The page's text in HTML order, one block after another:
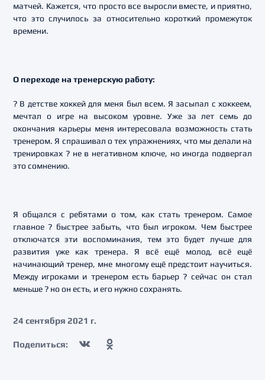
матчей. Кажется, что просто все выросли вместе, и приятно,
что это случилось за относительно короткий промежуток
времени.
О переходе на тренерскую работу:
? В детстве хоккей для меня был всем. Я засыпал с хоккеем,
мечтал о игре на высоком уровне. Уже за лет семь до
окончания карьеры меня интересовала возможность стать
тренером. Я спрашивал о тех упражнениях, что мы делали на
тренировках ? не в негативном ключе, но иногда подвергал
это сомнению.
Я общался с ребятами о том, как стать тренером. Самое
главное ? быстрее забыть, что был игроком. Чем быстрее
отключатся эти воспоминания, тем это будет лучше для
развития уже как тренера. Я всё ещё молод, всё ещё
начинающий тренер, мне многому ещё предстоит научиться.
Между игроками и тренером есть барьер ? сейчас он стал
меньше ? но он есть, и его нужно сохранять.
24 сентября 2021 г.
Поделиться: